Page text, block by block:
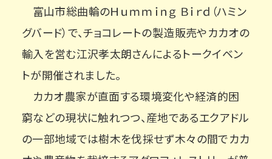
富山市総曲輪のＨｕｍｍｉｎｇ Ｂｉｒｄ（ハミン
グバード）で、チョコレートの製造販売やカカオの
輸入を営む江沢孝太朗さんによるトークイベン
トが開催されました。
カカオ農家が直面する環境変化や経済的困
窮などの現状に触れつつ、産地であるエクアドル
の一部地域では樹木を伐採せず木々の間でカカ